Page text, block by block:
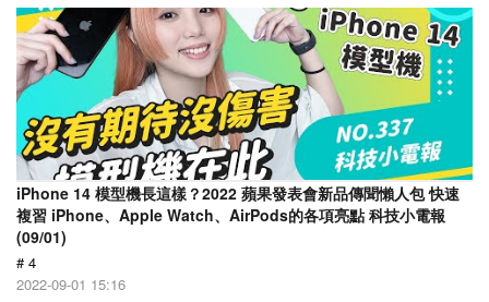
iPhone 14 模型機長這樣？2022 蘋果發表會新品傳聞懶人包 快速
複習 iPhone、Apple Watch、AirPods的各項亮點 科技小電報
(09/01)
# 4
2022-09-01 15:16